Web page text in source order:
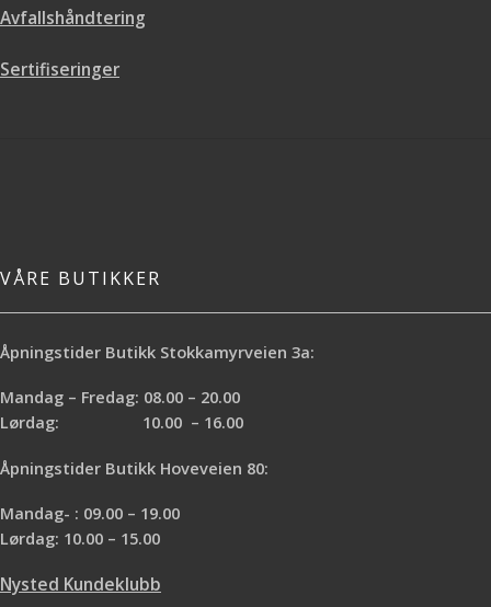
Avfallshåndtering
Sertifiseringer
VÅRE BUTIKKER
Åpningstider Butikk Stokkamyrveien 3a:
Mandag – Fredag: 08.00 – 20.00
Lørdag: 10.00 – 16.00
Åpningstider Butikk Hoveveien 80:
Mandag- : 09.00 – 19.00
Lørdag: 10.00 – 15.00
Nysted Kundeklubb